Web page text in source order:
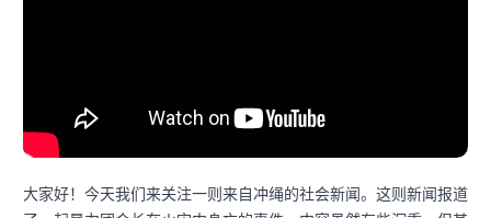
大家好！今天我们来关注一则来自冲绳的社会新闻。这则新闻报道